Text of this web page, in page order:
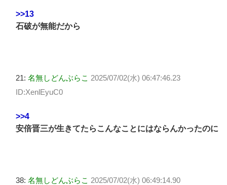
>>13
石破が無能だから
21: 名無しどんぶらこ 2025/07/02(水) 06:47:46.23
ID:XenlEyuC0
>>4
安倍晋三が生きてたらこんなことにはならんかったのに
38: 名無しどんぶらこ 2025/07/02(水) 06:49:14.90